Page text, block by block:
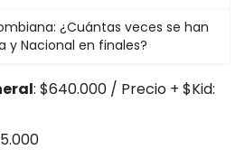
¿Cuántas veces se han
y Nacional en finales?
: $640.000 / Precio + $Kid: